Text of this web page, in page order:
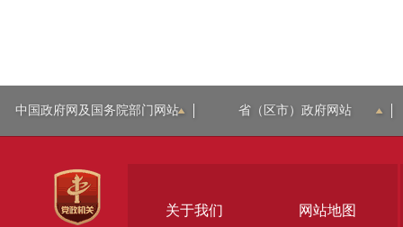
中国政府网及国务院部门网站 省（区市）政府网站
关于我们 网站地图